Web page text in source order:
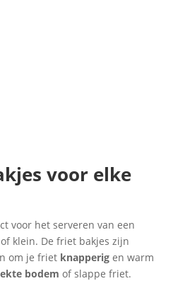
voor elke
voor het serveren van een
klein. De friet bakjes zijn
om je friet knapperig en warm
bodemof slappe friet.